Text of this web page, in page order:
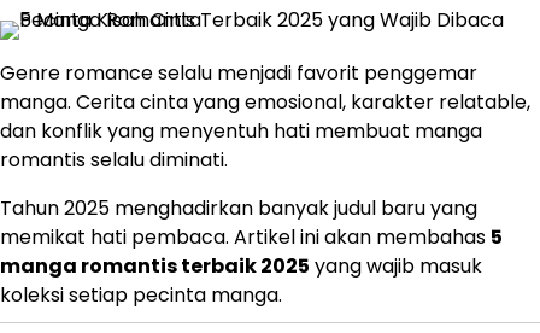
Genre romance selalu menjadi favorit penggemar
manga. Cerita cinta yang emosional, karakter relatable,
dan konflik yang menyentuh hati membuat manga
romantis selalu diminati.
Tahun 2025 menghadirkan banyak judul baru yang
memikat hati pembaca. Artikel ini akan membahas 5
manga romantis terbaik 2025 yang wajib masuk
koleksi setiap pecinta manga.